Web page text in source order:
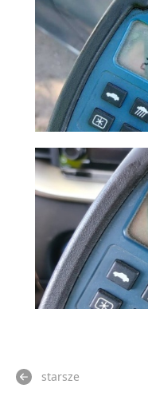
starsze